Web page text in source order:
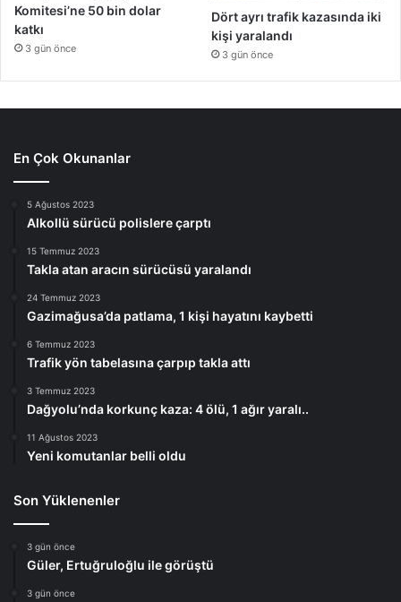
Komitesi’ne 50 bin dolar
katkı
3 gün önce
Dört ayrı trafik kazasında iki
kişi yaralandı
3 gün önce
En Çok Okunanlar
5 Ağustos 2023
Alkollü sürücü polislere çarptı
15 Temmuz 2023
Takla atan aracın sürücüsü yaralandı
24 Temmuz 2023
Gazimağusa’da patlama, 1 kişi hayatını kaybetti
6 Temmuz 2023
Trafik yön tabelasına çarpıp takla attı
3 Temmuz 2023
Dağyolu’nda korkunç kaza: 4 ölü, 1 ağır yaralı..
11 Ağustos 2023
Yeni komutanlar belli oldu
Son Yüklenenler
3 gün önce
Güler, Ertuğruloğlu ile görüştü
3 gün önce